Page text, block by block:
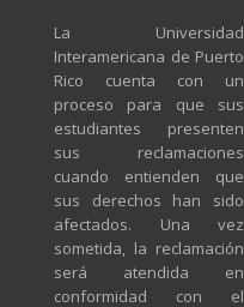
La Universidad
Interamericana de Puerto
Rico cuenta con un
proceso para que sus
estudiantes presenten
sus reclamaciones
cuando entienden que
sus derechos han sido
afectados. Una vez
sometida, la reclamación
será atendida en
conformidad con el